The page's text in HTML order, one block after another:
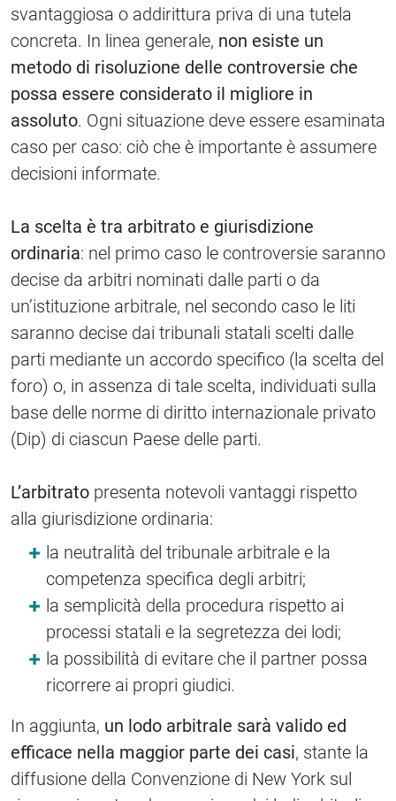
svantaggiosa o addirittura priva di una tutela
concreta. In linea generale, non esiste un
metodo di risoluzione delle controversie che
possa essere considerato il migliore in
assoluto. Ogni situazione deve essere esaminata
caso per caso: ciò che è importante è assumere
decisioni informate.
La scelta è tra arbitrato e giurisdizione
ordinaria: nel primo caso le controversie saranno
decise da arbitri nominati dalle parti o da
un’istituzione arbitrale, nel secondo caso le liti
saranno decise dai tribunali statali scelti dalle
parti mediante un accordo specifico (la scelta del
foro) o, in assenza di tale scelta, individuati sulla
base delle norme di diritto internazionale privato
(Dip) di ciascun Paese delle parti.
L’arbitrato presenta notevoli vantaggi rispetto
alla giurisdizione ordinaria:
la neutralità del tribunale arbitrale e la
competenza specifica degli arbitri;
la semplicità della procedura rispetto ai
processi statali e la segretezza dei lodi;
la possibilità di evitare che il partner possa
ricorrere ai propri giudici.
In aggiunta, un lodo arbitrale sarà valido ed
efficace nella maggior parte dei casi, stante la
diffusione della Convenzione di New York sul